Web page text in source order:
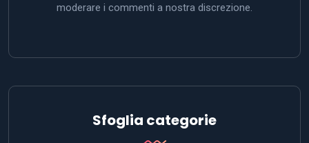
moderare i commenti a nostra discrezione.
Sfoglia categorie